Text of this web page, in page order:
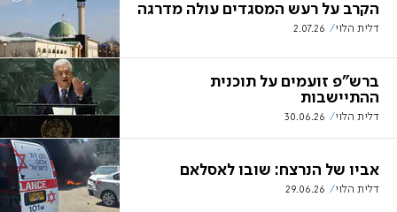
הקרב על רעש המסגדים עולה מדרגה
דלית הלוי 2.07.26
ברש"פ זועמים על תוכנית
ההתיישבות
דלית הלוי 30.06.26
אביו של הנרצח: שובו לאסלאם
דלית הלוי 29.06.26